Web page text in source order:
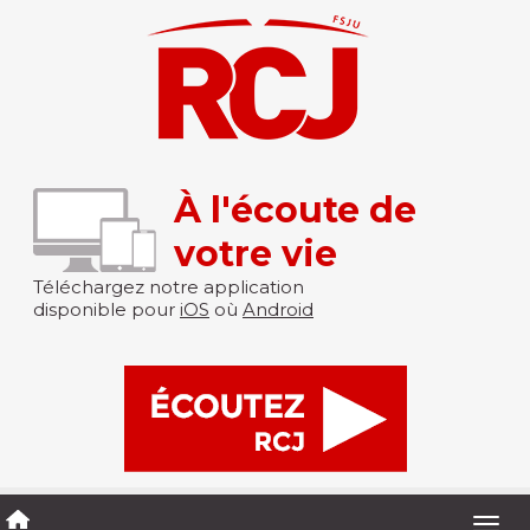
À l'écoute de
votre vie
Téléchargez notre application
disponible pour iOS où Android